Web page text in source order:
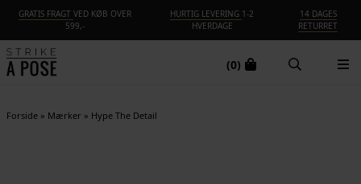
GRATIS FRAGT VED KØB OVER
599,-
HURTIG LEVERING 1-2
HVERDAGE
14 DAGES
RETURRET
(0)
Forside» Mærker » Hype The Detail